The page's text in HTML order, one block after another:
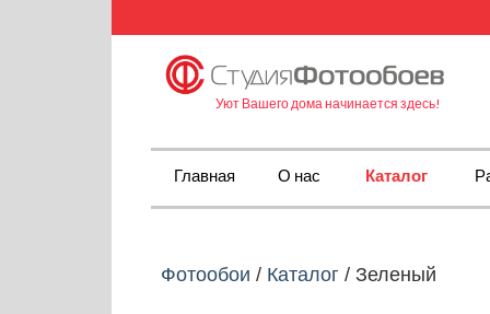
Уют Вашего дома начинается здесь!
Главная О нас Каталог
Фотообои / Каталог / Зеленый